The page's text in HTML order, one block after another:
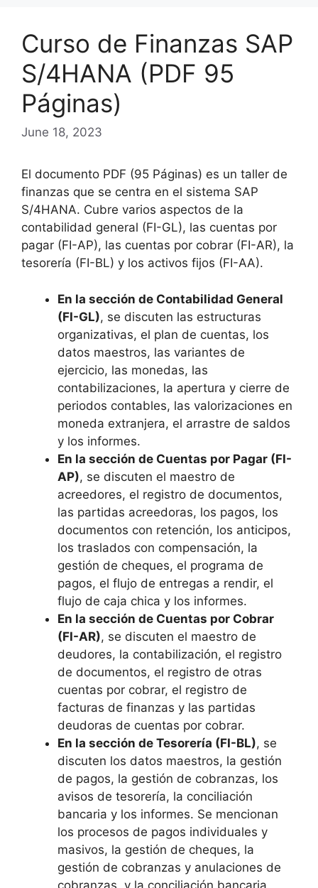
Curso de Finanzas SAP
S/4HANA (PDF 95
Páginas)
June 18, 2023
El documento PDF (95 Páginas) es un taller de
finanzas que se centra en el sistema SAP
S/4HANA. Cubre varios aspectos de la
contabilidad general (FI-GL), las cuentas por
pagar (FI-AP), las cuentas por cobrar (FI-AR), la
tesorería (FI-BL) y los activos fijos (FI-AA).
En la sección de Contabilidad General
(FI-GL), se discuten las estructuras
organizativas, el plan de cuentas, los
datos maestros, las variantes de
ejercicio, las monedas, las
contabilizaciones, la apertura y cierre de
periodos contables, las valorizaciones en
moneda extranjera, el arrastre de saldos
y los informes.
En la sección de Cuentas por Pagar (FI-
AP), se discuten el maestro de
acreedores, el registro de documentos,
las partidas acreedoras, los pagos, los
documentos con retención, los anticipos,
los traslados con compensación, la
gestión de cheques, el programa de
pagos, el flujo de entregas a rendir, el
flujo de caja chica y los informes.
En la sección de Cuentas por Cobrar
(FI-AR), se discuten el maestro de
deudores, la contabilización, el registro
de documentos, el registro de otras
cuentas por cobrar, el registro de
facturas de finanzas y las partidas
deudoras de cuentas por cobrar.
En la sección de Tesorería (FI-BL), se
discuten los datos maestros, la gestión
de pagos, la gestión de cobranzas, los
avisos de tesorería, la conciliación
bancaria y los informes. Se mencionan
los procesos de pagos individuales y
masivos, la gestión de cheques, la
gestión de cobranzas y anulaciones de
cobranzas, y la conciliación bancaria.